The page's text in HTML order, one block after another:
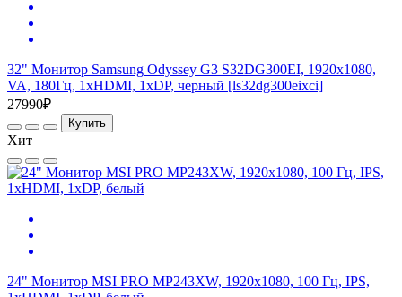
32" Монитор Samsung Odyssey G3 S32DG300EI, 1920x1080,
VA, 180Гц, 1хHDMI, 1хDP, черный [ls32dg300eixci]
27990₽
Купить
Хит
24" Монитор MSI PRO MP243XW, 1920x1080, 100 Гц, IPS,